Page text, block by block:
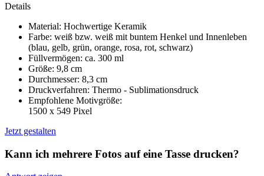
Details
Material: Hochwertige Keramik
Farbe: weiß bzw. weiß mit buntem Henkel und Innenleben
(blau, gelb, grün, orange, rosa, rot, schwarz)
Füllvermögen: ca. 300 ml
Größe: 9,8 cm
Durchmesser: 8,3 cm
Druckverfahren: Thermo - Sublimationsdruck
Empfohlene Motivgröße:
1500 x 549 Pixel
Jetzt gestalten
Kann ich mehrere Fotos auf eine Tasse drucken?